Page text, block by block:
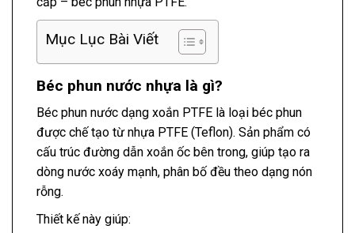
Mục Lục Bài Viết
Béc phun nước nhựa là gì?
Béc phun nước dạng xoắn PTFE là loại béc phun
được chế tạo từ nhựa PTFE (Teflon). Sản phẩm có
cấu trúc đường dẫn xoắn ốc bên trong, giúp tạo ra
dòng nước xoáy mạnh, phân bố đều theo dạng nón
rỗng.
Thiết kế này giúp: